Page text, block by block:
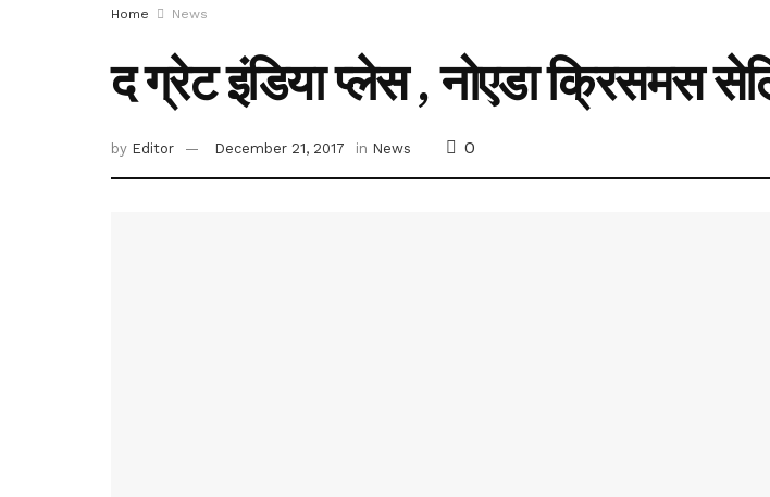
Home News
द ग्रेट इंडिया प्लेस , नोएडा क्रिसमस
by Editor December 21, 2017 in News 0